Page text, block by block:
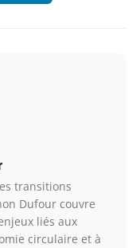
transitions
Dufour couvre
liés aux
circulaire et à